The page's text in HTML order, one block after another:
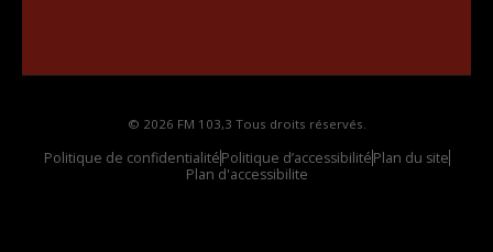
© 2026 FM 103,3 Tous droits réservés.
Politique de confidentialitéPolitique d’accessibilitéPlan du site
Plan d'accessibilite